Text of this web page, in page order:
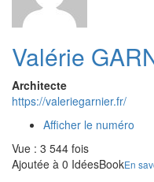
Valérie
Architecte
https://valeriegarnier.fr/
Afficher le numéro
Vue : 3 544 fois
Ajoutée à 0 IdéesBookEn